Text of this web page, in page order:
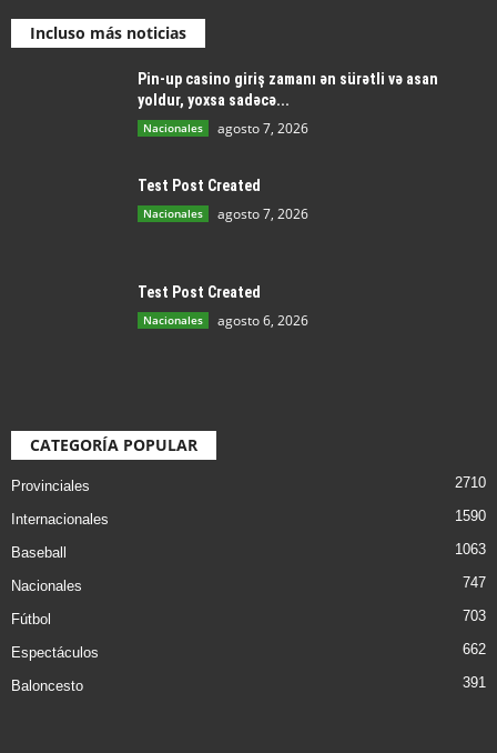
Incluso más noticias
Pin-up casino giriş zamanı ən sürətli və asan
yoldur, yoxsa sadəcə...
Nacionales agosto 7, 2026
Test Post Created
Nacionales agosto 7, 2026
Test Post Created
Nacionales agosto 6, 2026
CATEGORÍA POPULAR
Provinciales 2710
Internacionales 1590
Baseball 1063
Nacionales 747
Fútbol 703
Espectáculos 662
Baloncesto 391